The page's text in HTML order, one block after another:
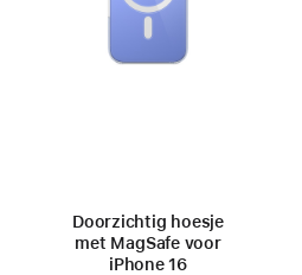
Doorzichtig hoesje
met MagSafe voor
iPhone 16